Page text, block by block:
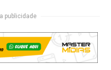
publicidade